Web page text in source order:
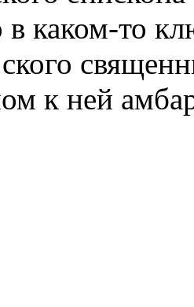
каком-то
к ней